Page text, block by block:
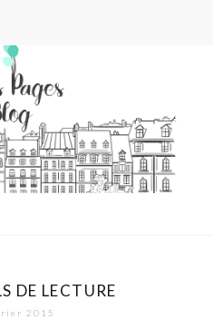
pages
DE LECTURE
2015